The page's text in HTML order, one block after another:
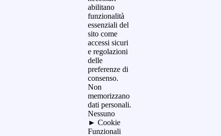
abilitano
funzionalità
essenziali del
sito come
accessi sicuri
e regolazioni
delle
preferenze di
consenso.
Non
memorizzano
dati personali.
Nessuno
► Cookie
Funzionali